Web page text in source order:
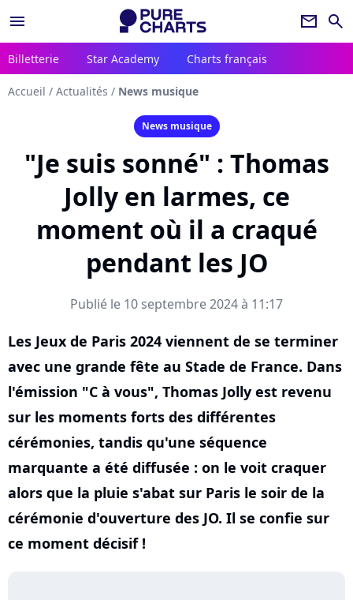
menu newsletter search
Billetterie Star Academy Charts français
Accueil / Actualités / News musique
News musique
"Je suis sonné" : Thomas
Jolly en larmes, ce
moment où il a craqué
pendant les JO
Publié le 10 septembre 2024 à 11:17
Les Jeux de Paris 2024 viennent de se terminer
avec une grande fête au Stade de France. Dans
l'émission "C à vous", Thomas Jolly est revenu
sur les moments forts des différentes
cérémonies, tandis qu'une séquence
marquante a été diffusée : on le voit craquer
alors que la pluie s'abat sur Paris le soir de la
cérémonie d'ouverture des JO. Il se confie sur
ce moment décisif !